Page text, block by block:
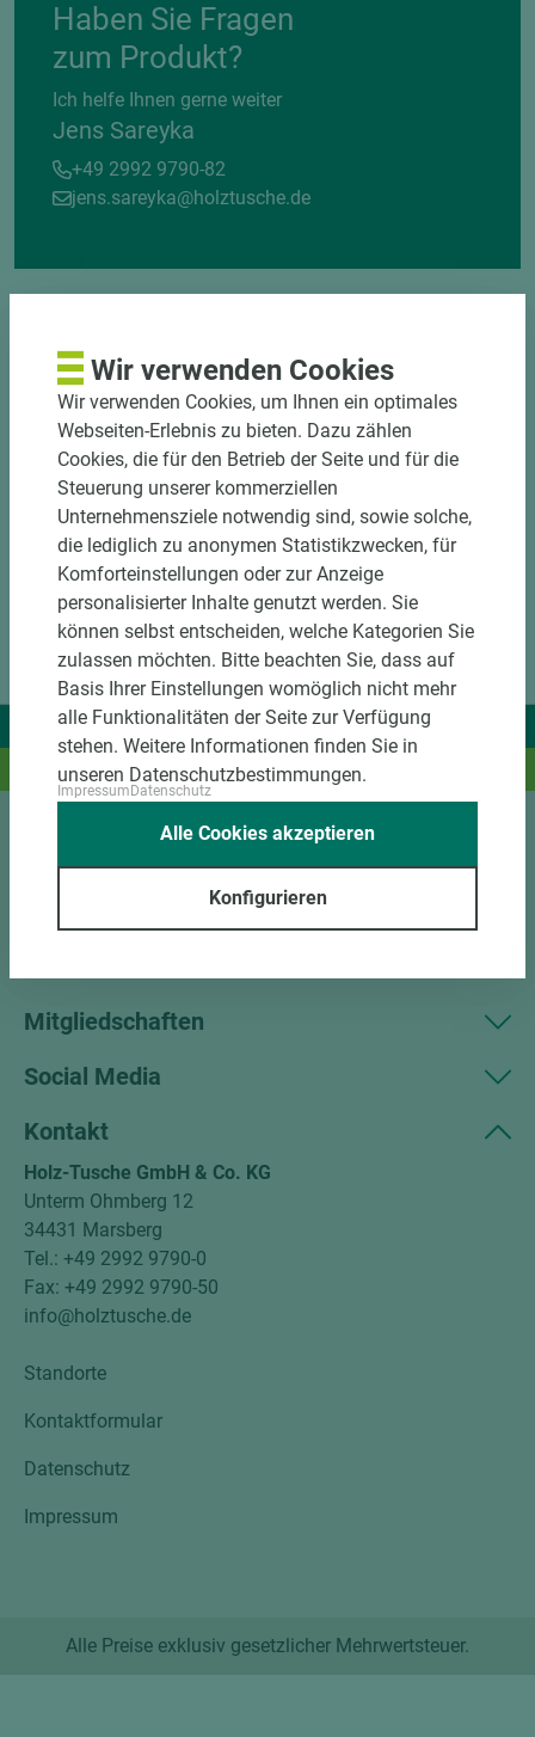
Haben Sie Fragen
zum Produkt?
Ich helfe Ihnen gerne weiter
Jens Sareyka
+49 2992 9790-82
jens.sareyka@holztusche.de
DOWNLOADS
Wir liefern Ideen.
Und das passende Holz dazu.
Mitgliedschaften
Social Media
Kontakt
Holz-Tusche GmbH & Co. KG
Unterm Ohmberg 12
34431 Marsberg
Tel.: +49 2992 9790-0
Fax: +49 2992 9790-50
info@holztusche.de
Standorte
Kontaktformular
Datenschutz
Impressum
Alle Preise exklusiv gesetzlicher Mehrwertsteuer.
Wir verwenden Cookies
Wir verwenden Cookies, um Ihnen ein optimales
Webseiten-Erlebnis zu bieten. Dazu zählen
Cookies, die für den Betrieb der Seite und für die
Steuerung unserer kommerziellen
Unternehmensziele notwendig sind, sowie solche,
die lediglich zu anonymen Statistikzwecken, für
Komforteinstellungen oder zur Anzeige
personalisierter Inhalte genutzt werden. Sie
können selbst entscheiden, welche Kategorien Sie
zulassen möchten. Bitte beachten Sie, dass auf
Basis Ihrer Einstellungen womöglich nicht mehr
alle Funktionalitäten der Seite zur Verfügung
stehen. Weitere Informationen finden Sie in
unseren Datenschutzbestimmungen.
ImpressumDatenschutz
Konfigurieren
Alle Cookies akzeptieren